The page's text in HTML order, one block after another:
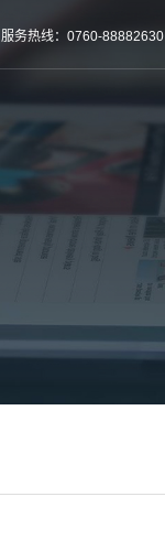
服务热线：0760-88882630